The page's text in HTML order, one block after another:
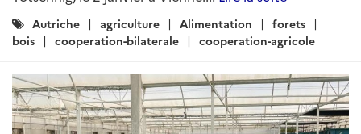
Catégories
:
Autriche agriculture Alimentation
forets
bois
cooperation-bilaterale cooperation-agricole